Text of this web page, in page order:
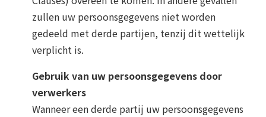
zullen uw persoonsgegevens niet worden
gedeeld met derde partijen, tenzij dit wettelijk
verplicht is.
Gebruik van uw persoonsgegevens door
verwerkers
Wanneer een derde partij uw persoonsgegevens